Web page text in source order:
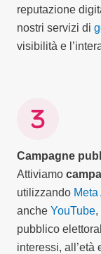
reputazione
nostri servizi di
visibilità e
Campagne
Attiviamo
utilizzando Meta
anche YouTube,
pubblico
interessi, all’età